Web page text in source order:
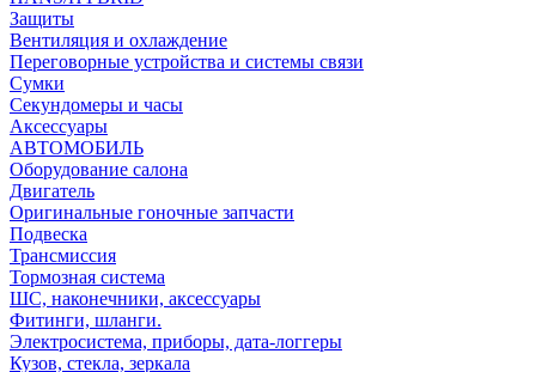
Защиты
Вентиляция и охлаждение
Переговорные устройства и системы связи
Сумки
Секундомеры и часы
Аксессуары
АВТОМОБИЛЬ
Оборудование салона
Двигатель
Оригинальные гоночные запчасти
Подвеска
Трансмиссия
Тормозная система
ШС, наконечники, аксессуары
Фитинги, шланги.
Электросистема, приборы, дата-логгеры
Кузов, стекла, зеркала